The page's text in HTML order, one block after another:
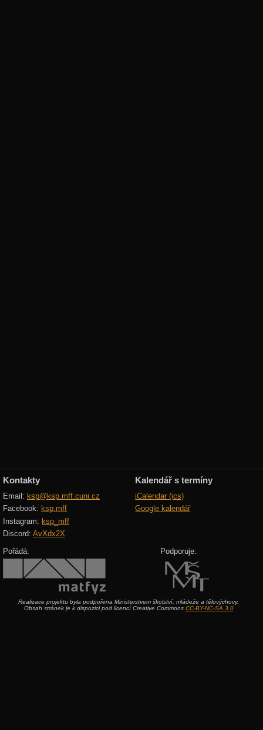
Kontakty
Email: ksp@ksp.mff.cuni.cz
Facebook: ksp.mff
Instagram: ksp_mff
Discord: AvXdx2X
Kalendář s termíny
iCalendar (ics)
Google kalendář
Pořádá: Podporuje:
Realizace projektu byla podpořena Ministerstvem školství, mládeže a tělovýchovy.
Obsah stránek je k dispozici pod licencí Creative Commons CC-BY-NC-SA 3.0